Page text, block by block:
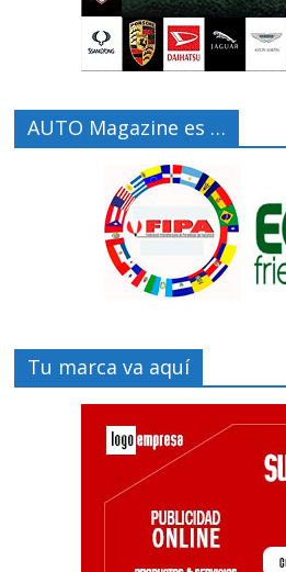
AUTO Magazine es …
Tu marca va aquí